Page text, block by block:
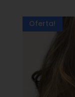
Oferta!